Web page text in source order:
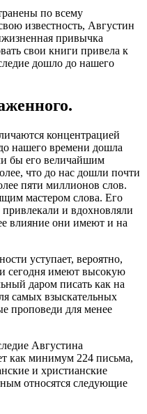
по всему
известность, Августин
привычка
свои книги привела к
дошло до нашего
концентрацией
нашего времени дошла
бы его величайшим
что до нас дошли почти
пяти миллионов слов.
мастером слова. Его
и вдохновляли
влияние они имеют и на
уступает, вероятно,
сегодня имеют высокую
даром писать как на
самых взыскательных
проповеди для менее
Августина
как минимум 224 письма,
и христианские
относятся следующие